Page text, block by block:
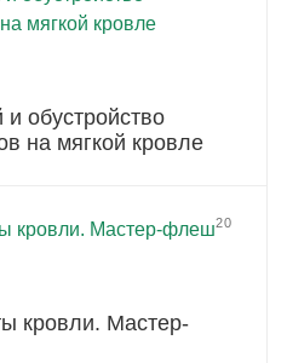
обустройство
на мягкой кровле
20
кровли. Мастер-